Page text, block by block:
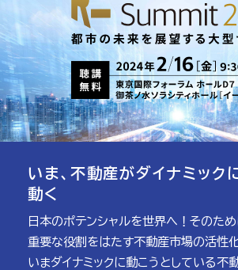
いま、 不動産がダイナミック
動く
日本のポテンシャルを世界へ！ そのため
重要な役割をはたす不動産市場の活性化
いまダイナミックに動こうと している不